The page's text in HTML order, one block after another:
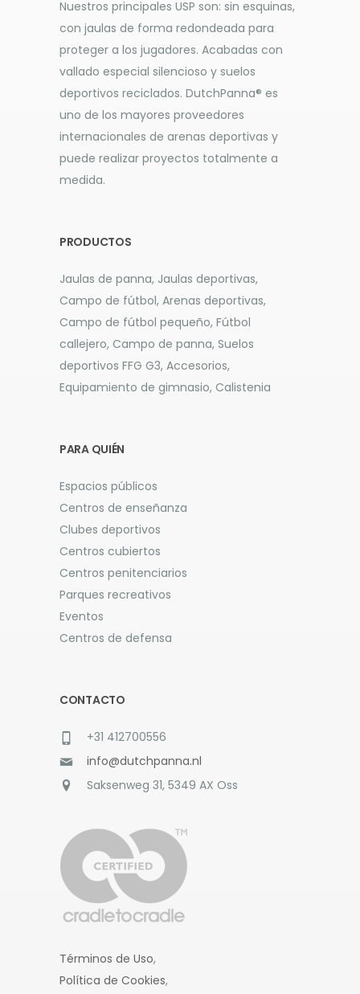
Nuestros principales USP son: sin esquinas,
con jaulas de forma redondeada para
proteger a los jugadores. Acabadas con
vallado especial silencioso y suelos
deportivos reciclados. DutchPanna® es
uno de los mayores proveedores
internacionales de arenas deportivas y
puede realizar proyectos totalmente a
medida.
PRODUCTOS
Jaulas de panna, Jaulas deportivas,
Campo de fútbol, Arenas deportivas,
Campo de fútbol pequeño, Fútbol
callejero, Campo de panna, Suelos
deportivos FFG G3, Accesorios,
Equipamiento de gimnasio, Calistenia
PARA QUIÉN
Espacios públicos
Centros de enseñanza
Clubes deportivos
Centros cubiertos
Centros penitenciarios
Parques recreativos
Eventos
Centros de defensa
CONTACTO
+31 412700556
info@dutchpanna.nl
Saksenweg 31, 5349 AX Oss
Términos de Uso,
Política de Cookies,